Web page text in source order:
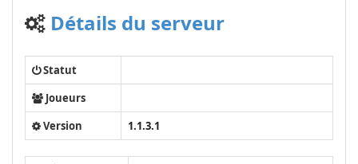
Détails du serveur
Statut
Joueurs
Version
1.1.3.1